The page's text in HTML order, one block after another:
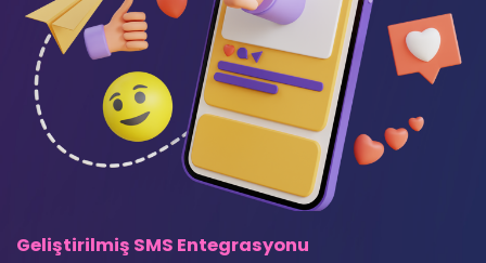
Geliştirilmiş SMS Entegrasyonu